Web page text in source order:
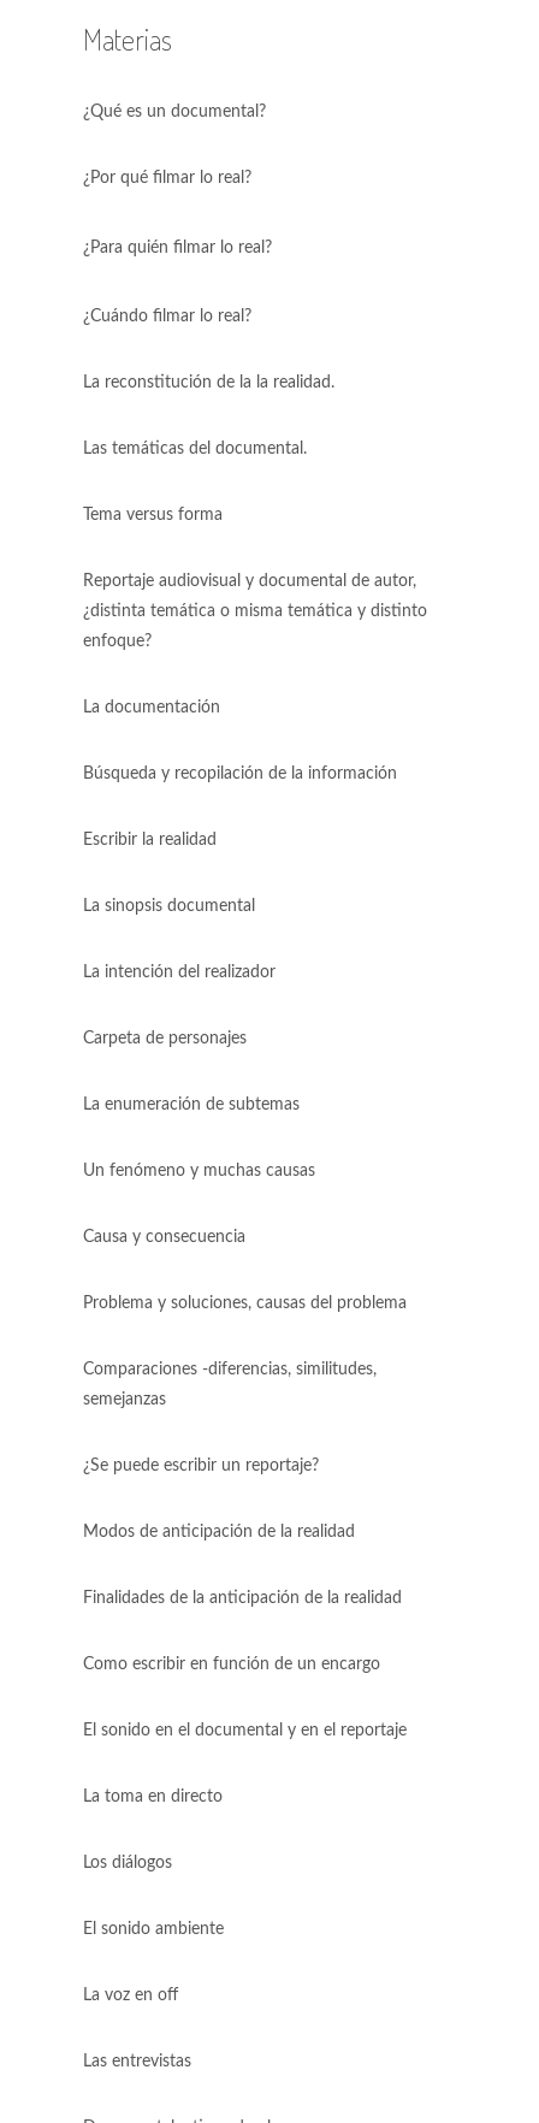
Materias
¿Qué es un documental?
¿Por qué filmar lo real?
¿Para quién filmar lo real?
¿Cuándo filmar lo real?
La reconstitución de la la realidad.
Las temáticas del documental.
Tema versus forma
Reportaje audiovisual y documental de autor,
¿distinta temática o misma temática y distinto
enfoque?
La documentación
Búsqueda y recopilación de la información
Escribir la realidad
La sinopsis documental
La intención del realizador
Carpeta de personajes
La enumeración de subtemas
Un fenómeno y muchas causas
Causa y consecuencia
Problema y soluciones, causas del problema
Comparaciones -diferencias, similitudes,
semejanzas
¿Se puede escribir un reportaje?
Modos de anticipación de la realidad
Finalidades de la anticipación de la realidad
Como escribir en función de un encargo
El sonido en el documental y en el reportaje
La toma en directo
Los diálogos
El sonido ambiente
La voz en off
Las entrevistas